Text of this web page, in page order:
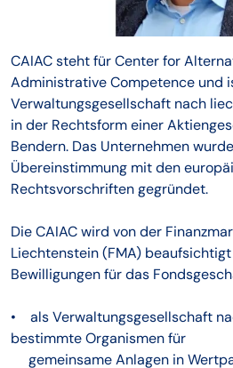
CAIAC steht für Center for
Administrative Competence und
Verwaltungsgesellschaft nach
in der Rechtsform einer
Bendern. Das Unternehmen
Übereinstimmung mit den
Rechtsvorschriften gegründet.
Die CAIAC wird von der
Liechtenstein (FMA)
Bewilligungen für das
• als Verwaltungsgesellschaft
bestimmte Organismen für
gemeinsame Anlagen in